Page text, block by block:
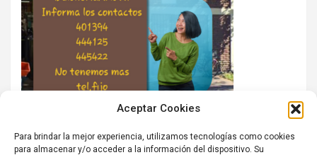
Aceptar Cookies
Para brindar la mejor experiencia, utilizamos tecnologías como cookies
para almacenar y/o acceder a la información del dispositivo. Su